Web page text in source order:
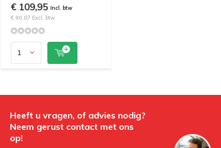
€ 109,95 Incl. btw
€ 90,87 Excl. btw
Heeft u vragen, of advies nodig?
Neem gerust contact met ons
op!